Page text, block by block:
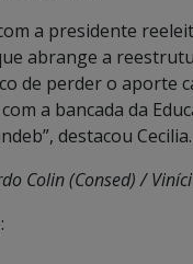
a presidente
abrange a
de perder o aporte
a bancada da
destacou Cecilia.
Colin (Consed) /